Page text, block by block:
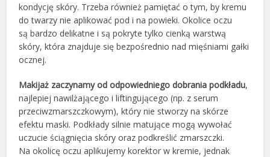
kondycję skóry. Trzeba również pamiętać o tym, by kremu
do twarzy nie aplikować pod i na powieki. Okolice oczu
są bardzo delikatne i są pokryte tylko cienką warstwą
skóry, która znajduje się bezpośrednio nad mięśniami gałki
ocznej.
Makijaż zaczynamy od odpowiedniego dobrania podkładu,
najlepiej nawilżającego i liftingującego (np. z serum
przeciwzmarszczkowym), który nie stworzy na skórze
efektu maski. Podkłady silnie matujące mogą wywołać
uczucie ściągnięcia skóry oraz podkreślić zmarszczki.
Na okolicę oczu aplikujemy korektor w kremie, jednak